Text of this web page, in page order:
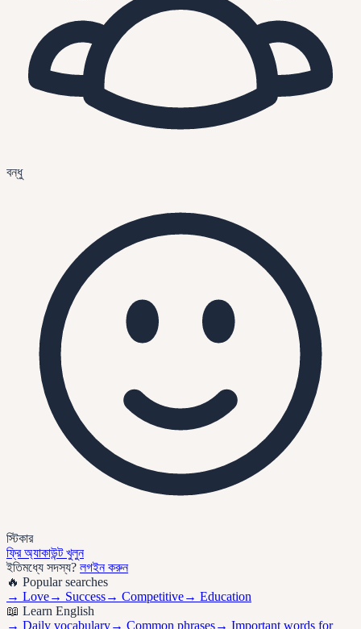
বন্ধু
স্টিকার
ফ্রি অ্যাকাউন্ট খুলুন
ইতিমধ্যে সদস্য? লগইন করুন
🔥 Popular searches
→ Love→ Success→ Competitive→ Education
📖 Learn English
→ Daily vocabulary→ Common phrases→ Important words for